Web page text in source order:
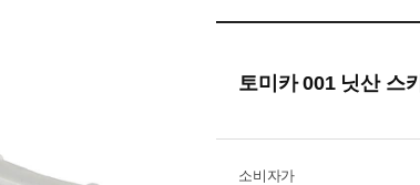
토미카 001 닛산 스
소비자가